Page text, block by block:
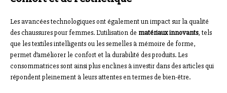
Les avancées technologiques ont également un impact sur la qualité
des chaussures pour femmes. L’utilisation de matériaux innovants, tels
que les textiles intelligents ou les semelles à mémoire de forme,
permet d’améliorer le confort et la durabilité des produits. Les
consommatrices sont ainsi plus enclines à investir dans des articles qui
répondent pleinement à leurs attentes en termes de bien-être.